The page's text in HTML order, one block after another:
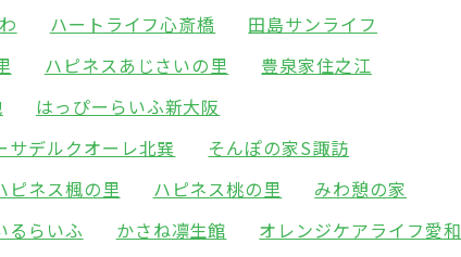
ハートライフ心斎橋
田島サンライフ
ハピネスあじさいの里
豊泉家住之江
はっぴーらいふ新大阪
サデルクオーレ北巽
そんぽの家S諏訪
ピネス楓の里 ハピネス桃の里
みわ憩の家
るらいふ かさね凛生館
オレンジケアライフ愛和